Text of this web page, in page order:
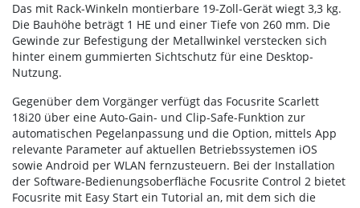
Das mit Rack-Winkeln montierbare 19-Zoll-Gerät wiegt 3,3 kg.
Die Bauhöhe beträgt 1 HE und einer Tiefe von 260 mm. Die
Gewinde zur Befestigung der Metallwinkel verstecken sich
hinter einem gummierten Sichtschutz für eine Desktop-
Nutzung.
Gegenüber dem Vorgänger verfügt das Focusrite Scarlett
18i20 über eine Auto-Gain- und Clip-Safe-Funktion zur
automatischen Pegelanpassung und die Option, mittels App
relevante Parameter auf aktuellen Betriebssystemen iOS
sowie Android per WLAN fernzusteuern. Bei der Installation
der Software-Bedienungsoberfläche Focusrite Control 2 bietet
Focusrite mit Easy Start ein Tutorial an, mit dem sich die